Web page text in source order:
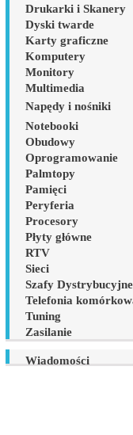
Drukarki i Skanery
Dyski twarde
Karty graficzne
Komputery
Monitory
Multimedia
Napędy i nośniki
Notebooki
Obudowy
Oprogramowanie
Palmtopy
Pamięci
Peryferia
Procesory
Płyty główne
RTV
Sieci
Szafy Dystrybucyjne
Telefonia
Tuning
Zasilanie
Wiadomości